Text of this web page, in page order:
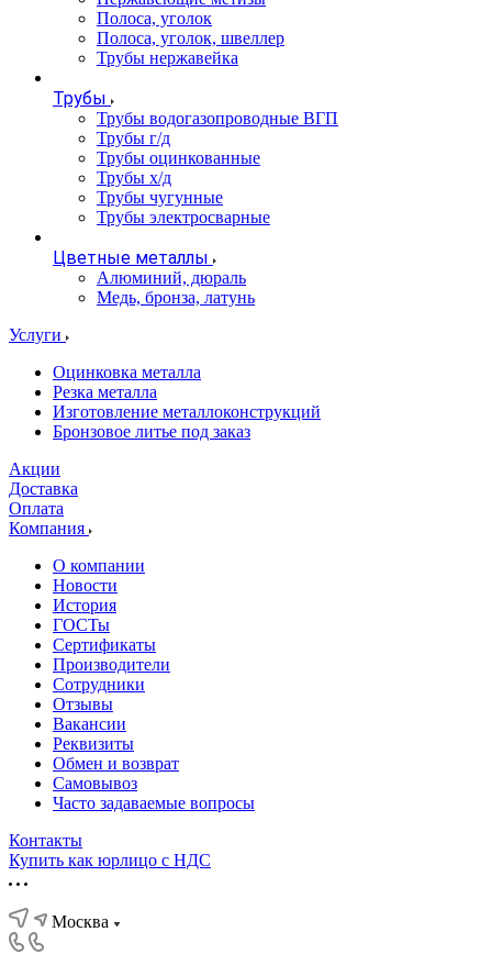
Полоса, уголок
Полоса, уголок, швеллер
Трубы нержавейка
Трубы
Трубы водогазопроводные ВГП
Трубы г/д
Трубы оцинкованные
Трубы х/д
Трубы чугунные
Трубы электросварные
Цветные металлы
Алюминий, дюраль
Медь, бронза, латунь
Услуги
Оцинковка металла
Резка металла
Изготовление металлоконструкций
Бронзовое литье под заказ
Акции
Доставка
Оплата
Компания
О компании
Новости
История
ГОСТы
Сертификаты
Производители
Сотрудники
Отзывы
Вакансии
Реквизиты
Обмен и возврат
Самовывоз
Часто задаваемые вопросы
Контакты
Купить как юрлицо с НДС
Москва